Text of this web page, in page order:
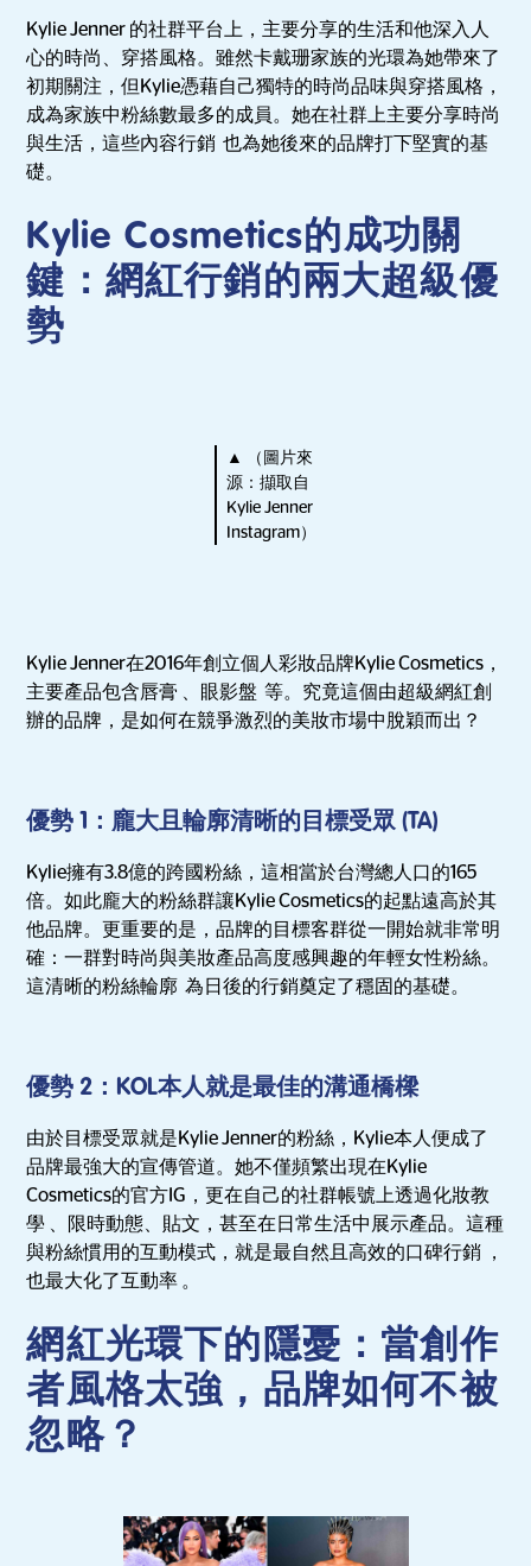
Kylie Jenner 的社群平台上，主要分享的生活和他深入人
心的時尚、穿搭風格。雖然卡戴珊家族的光環為她帶來了
初期關注，但Kylie憑藉自己獨特的時尚品味與穿搭風格，
成為家族中粉絲數最多的成員。她在社群上主要分享時尚
與生活，這些內容行銷 也為她後來的品牌打下堅實的基
礎。
Kylie Cosmetics的成功關
鍵：網紅行銷的兩大超級優
勢
▲ （圖片來
源：擷取自
Kylie Jenner
Instagram）
Kylie Jenner在2016年創立個人彩妝品牌Kylie Cosmetics，
主要產品包含唇膏 、眼影盤 等。究竟這個由超級網紅創
辦的品牌，是如何在競爭激烈的美妝市場中脫穎而出？
優勢 1：龐大且輪廓清晰的目標受眾 (TA)
Kylie擁有3.8億的跨國粉絲，這相當於台灣總人口的165
倍。如此龐大的粉絲群讓Kylie Cosmetics的起點遠高於其
他品牌。更重要的是，品牌的目標客群從一開始就非常明
確：一群對時尚與美妝產品高度感興趣的年輕女性粉絲。
這清晰的粉絲輪廓 為日後的行銷奠定了穩固的基礎。
優勢 2：KOL本人就是最佳的溝通橋樑
由於目標受眾就是Kylie Jenner的粉絲，Kylie本人便成了
品牌最強大的宣傳管道。她不僅頻繁出現在Kylie
Cosmetics的官方IG，更在自己的社群帳號上透過化妝教
學 、限時動態、貼文，甚至在日常生活中展示產品。這種
與粉絲慣用的互動模式，就是最自然且高效的口碑行銷 ，
也最大化了互動率 。
網紅光環下的隱憂：當創作
者風格太強，品牌如何不被
忽略？